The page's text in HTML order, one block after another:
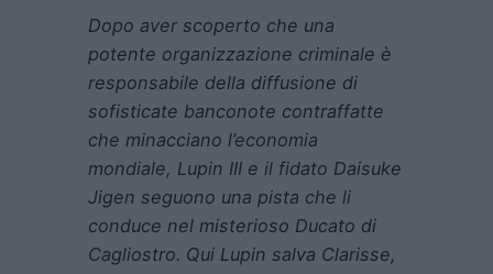
Dopo aver scoperto che una
potente organizzazione criminale è
responsabile della diffusione di
sofisticate banconote contraffatte
che minacciano l’economia
mondiale, Lupin III e il fidato Daisuke
Jigen seguono una pista che li
conduce nel misterioso Ducato di
Cagliostro. Qui Lupin salva Clarisse,